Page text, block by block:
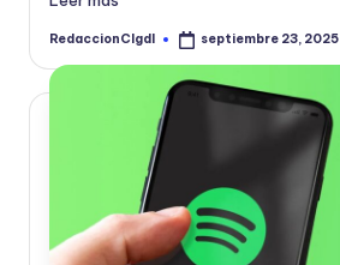
Publicado
RedaccionCIgdl septiembre 23, 2025